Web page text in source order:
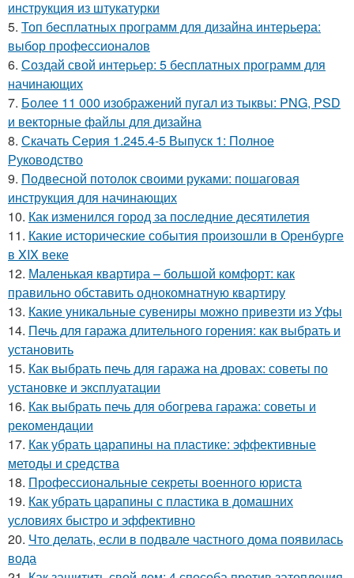
инструкция из штукатурки
5. Топ бесплатных программ для дизайна интерьера:
выбор профессионалов
6. Создай свой интерьер: 5 бесплатных программ для
начинающих
7. Более 11 000 изображений пугал из тыквы: PNG, PSD
и векторные файлы для дизайна
8. Скачать Серия 1.245.4-5 Выпуск 1: Полное
Руководство
9. Подвесной потолок своими руками: пошаговая
инструкция для начинающих
10. Как изменился город за последние десятилетия
11. Какие исторические события произошли в Оренбурге
в XIX веке
12. Маленькая квартира – большой комфорт: как
правильно обставить однокомнатную квартиру
13. Какие уникальные сувениры можно привезти из Уфы
14. Печь для гаража длительного горения: как выбрать и
установить
15. Как выбрать печь для гаража на дровах: советы по
установке и эксплуатации
16. Как выбрать печь для обогрева гаража: советы и
рекомендации
17. Как убрать царапины на пластике: эффективные
методы и средства
18. Профессиональные секреты военного юриста
19. Как убрать царапины с пластика в домашних
условиях быстро и эффективно
20. Что делать, если в подвале частного дома появилась
вода